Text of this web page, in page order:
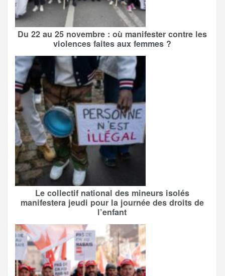
Du 22 au 25 novembre : où manifester contre les
violences faites aux femmes ?
Le collectif national des mineurs isolés
manifestera jeudi pour la journée des droits de
l’enfant